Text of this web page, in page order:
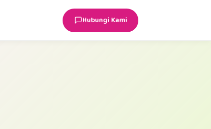
Hubungi Kami